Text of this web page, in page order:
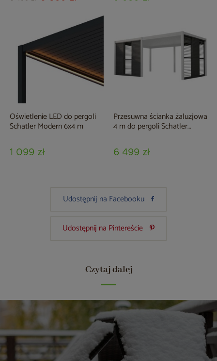
Oświetlenie LED do pergoli
Schatler Modern 6x4 m
1 099 zł
Przesuwna ścianka żaluzjowa
4 m do pergoli Schatler
6 499 zł
Udostępnij na Facebooku
Udostępnij na Pintereście
Czytaj dalej